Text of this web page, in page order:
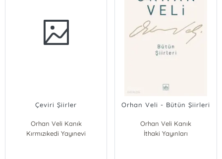
Çeviri Şiirler
Orhan Veli Kanık
Kırmızıkedi Yayınevi
Orhan Veli - Bütün Şiirleri
Orhan Veli Kanık
İthaki Yayınları